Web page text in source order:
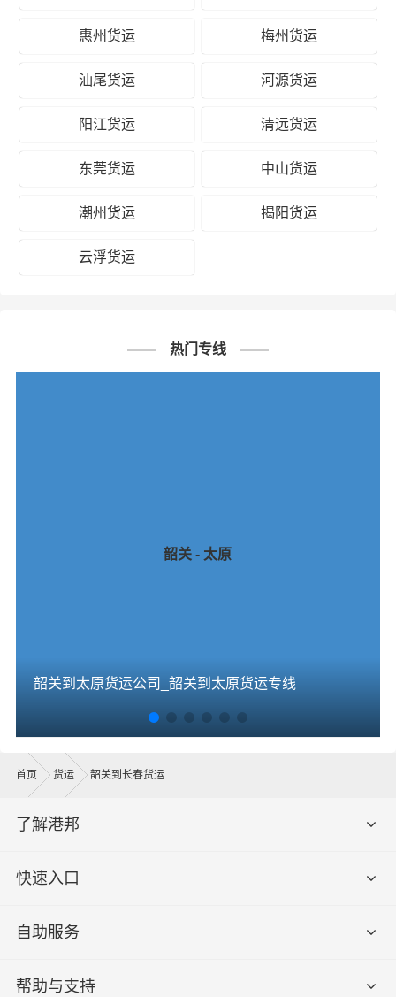
惠州货运 梅州货运
汕尾货运 河源货运
阳江货运 清远货运
东莞货运 中山货运
潮州货运 揭阳货运
云浮货运
热门专线
韶关 - 太原
韶关到太原货运公司_韶关到太原货运专线
首页 货运 韶关到长春货运公司
了解港邦
快速入口
自助服务
帮助与支持